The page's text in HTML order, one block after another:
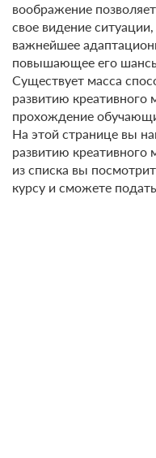
воображение
свое видение
важнейшее
повышающее его
Существует масса
развитию
прохождение
На этой странице вы
развитию
из списка вы
курсу и сможете подать